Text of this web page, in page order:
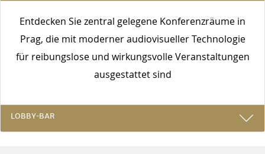
Entdecken Sie zentral gelegene Konferenzräume in
Prag, die mit moderner audiovisueller Technologie
für reibungslose und wirkungsvolle Veranstaltungen
ausgestattet sind
LOBBY-BAR